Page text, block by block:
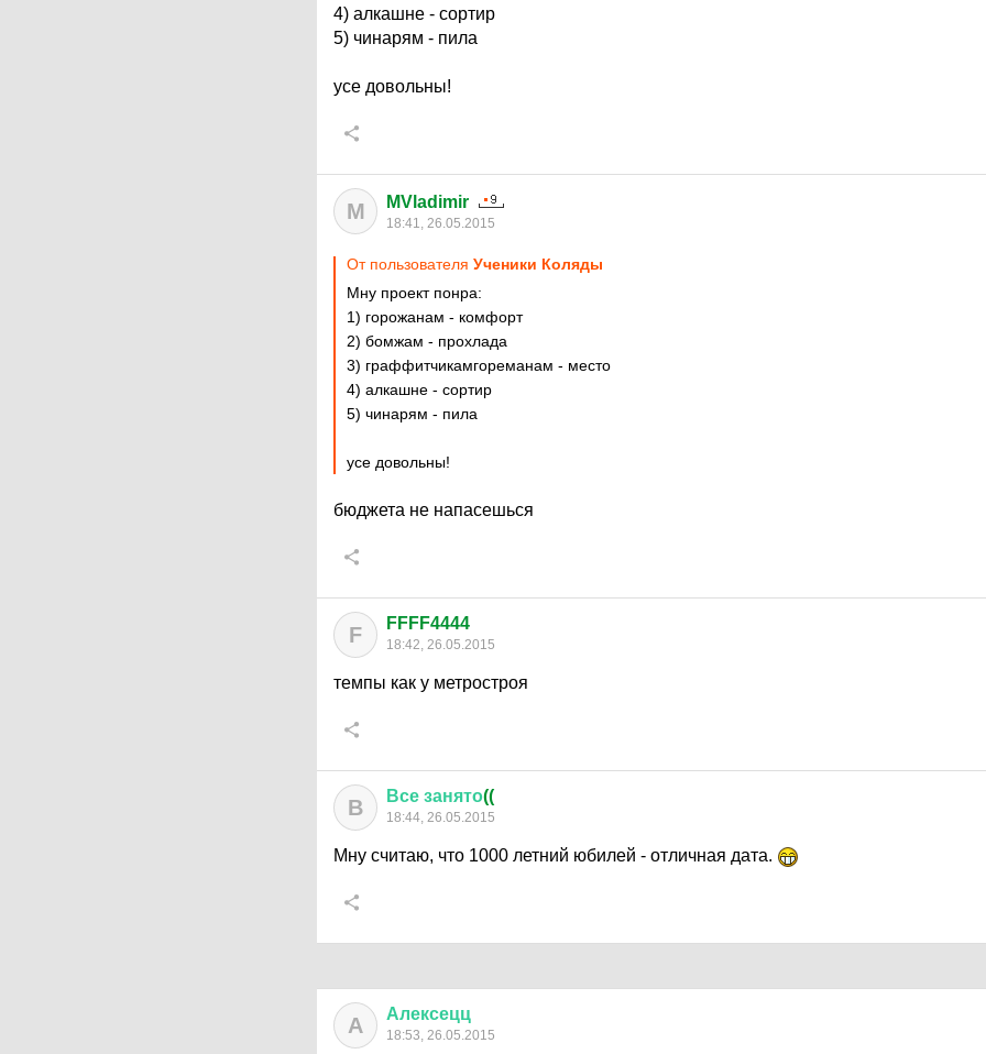
4) алкашне - сортир
5) чинарям - пила
усе довольны!
M MVladimir
18:41, 26.05.2015
От пользователя Ученики Коляды
Мну проект понра:
1) горожанам - комфорт
2) бомжам - прохлада
3) граффитчикамгореманам - место
4) алкашне - сортир
5) чинарям - пила
усе довольны!
бюджета не напасешься
F FFFF4444
18:42, 26.05.2015
темпы как у метростроя
В Все занято((
18:44, 26.05.2015
Мну считаю, что 1000 летний юбилей - отличная дата.
А Алексецц
18:53, 26.05.2015